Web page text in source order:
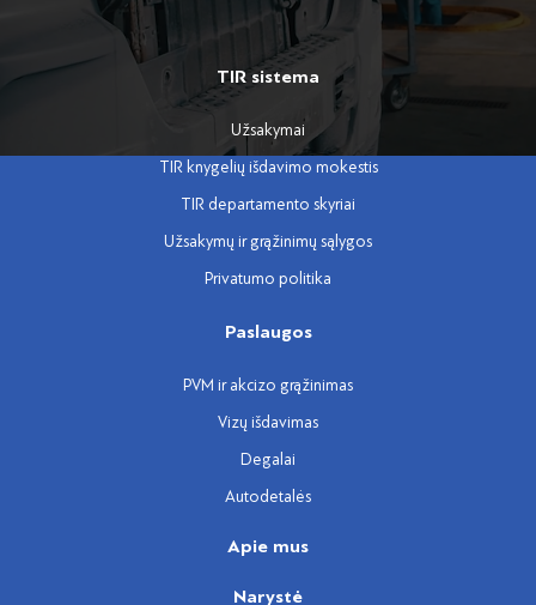
TIR sistema
Užsakymai
TIR knygelių išdavimo mokestis
TIR departamento skyriai
Užsakymų ir grąžinimų sąlygos
Privatumo politika
Paslaugos
PVM ir akcizo grąžinimas
Vizų išdavimas
Degalai
Autodetalės
Apie mus
Narystė